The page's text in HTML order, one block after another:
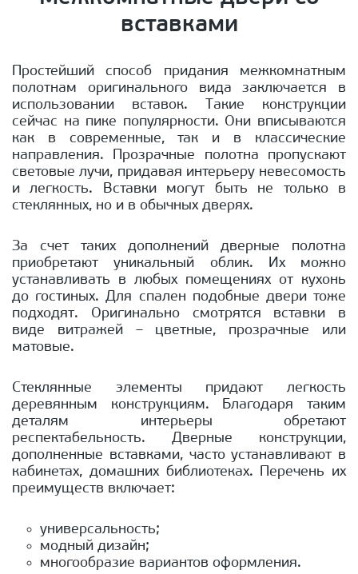
вставками
Простейший способ придания межкомнатным
полотнам оригинального вида заключается в
использовании вставок. Такие конструкции
сейчас на пике популярности. Они вписываются
как в современные, так и в классические
направления. Прозрачные полотна пропускают
световые лучи, придавая интерьеру невесомость
и легкость. Вставки могут быть не только в
стеклянных, но и в обычных дверях.
За счет таких дополнений дверные полотна
приобретают уникальный облик. Их можно
устанавливать в любых помещениях от кухонь
до гостиных. Для спален подобные двери тоже
подходят. Оригинально смотрятся вставки в
виде витражей – цветные, прозрачные или
матовые.
Стеклянные элементы придают легкость
деревянным конструкциям. Благодаря таким
деталям интерьеры обретают
респектабельность. Дверные конструкции,
дополненные вставками, часто устанавливают в
кабинетах, домашних библиотеках. Перечень их
преимуществ включает:
универсальность;
модный дизайн;
многообразие вариантов оформления.